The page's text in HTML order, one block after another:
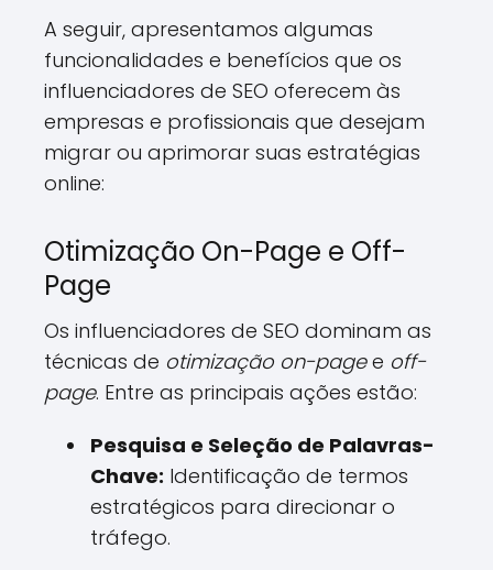
A seguir, apresentamos algumas
funcionalidades e benefícios que os
influenciadores de SEO oferecem às
empresas e profissionais que desejam
migrar ou aprimorar suas estratégias
online:
Otimização On-Page e Off-
Page
Os influenciadores de SEO dominam as
técnicas de otimização on-pagee off-
page. Entre as principais ações estão:
Pesquisa e Seleção de Palavras-
Chave: Identificação de termos
estratégicos para direcionar o
tráfego.